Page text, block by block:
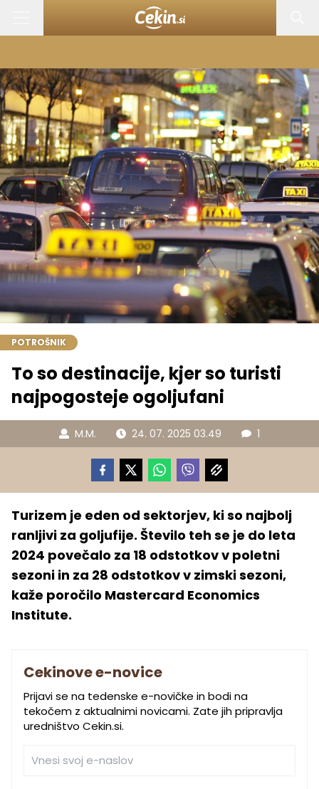
POTROŠNIK
To so destinacije, kjer so turisti
najpogosteje ogoljufani
M.M. 24. 07. 2025 03.49 1
Turizem je eden od sektorjev, ki so najbolj
ranljivi za goljufije. Število teh se je do leta
2024 povečalo za 18 odstotkov v poletni
sezoni in za 28 odstotkov v zimski sezoni,
kaže poročilo Mastercard Economics
Institute.
Cekinove e-novice
Prijavi se na tedenske e-novičke in bodi na
tekočem z aktualnimi novicami. Zate jih pripravlja
uredništvo Cekin.si.